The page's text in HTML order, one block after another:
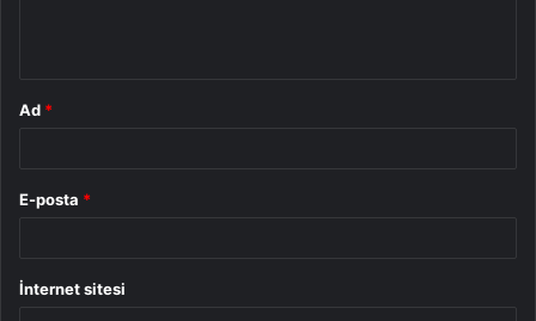
Ad *
E-posta *
İnternet sitesi